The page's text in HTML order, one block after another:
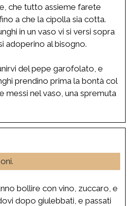
che tutto assieme farete
a che la cipolla sia cotta.
in un vaso vi si versi sopra
adoperino al bisogno.
del pepe garofolato, e
prendino prima la bontà col
messi nel vaso, una spremuta
bollire con vino, zuccaro, e
dopo giulebbati, e passati